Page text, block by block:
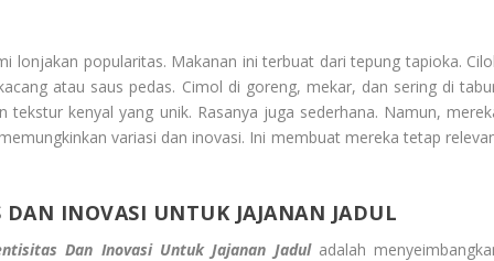
lonjakan popularitas. Makanan ini terbuat dari tepung tapioka.
atau saus pedas. Cimol di goreng, mekar, dan sering di
tekstur kenyal yang unik. Rasanya juga sederhana. Namun,
variasi dan inovasi. Ini membuat mereka tetap
INOVASI UNTUK JAJANAN JADUL
Dan Inovasi Untuk Jajanan Jaduladalah